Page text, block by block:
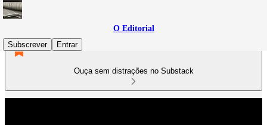
O Editorial
Subscrever
Entrar
Ouça sem distrações no Substack